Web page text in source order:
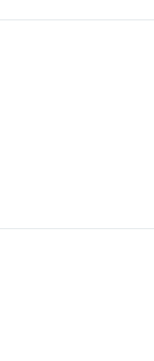
Ürünlerini Görüntüle